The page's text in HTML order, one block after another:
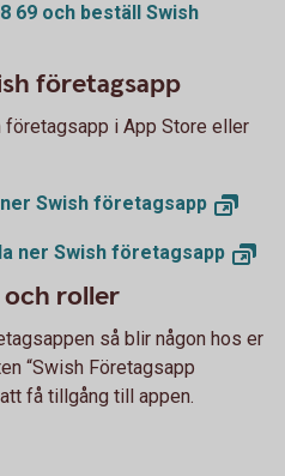
69 och beställ Swish
företagsapp
företagsapp i App Store eller
Swish företagsapp
ner Swish företagsapp
roller
så blir någon hos er
“Swish Företagsapp
få tillgång till appen.